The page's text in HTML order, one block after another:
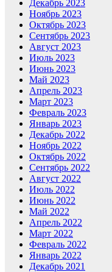
Декабрь 2023
Ноябрь 2023
Октябрь 2023
Сентябрь 2023
Август 2023
Июль 2023
Июнь 2023
Май 2023
Апрель 2023
Март 2023
Февраль 2023
Январь 2023
Декабрь 2022
Ноябрь 2022
Октябрь 2022
Сентябрь 2022
Август 2022
Июль 2022
Июнь 2022
Май 2022
Апрель 2022
Март 2022
Февраль 2022
Январь 2022
Декабрь 2021